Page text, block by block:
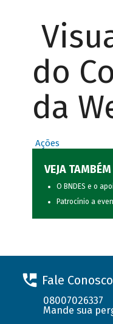
do
da
Ações
VEJA TAMBÉM
O BNDES e o
Patrocínio a
Fale Conosco
08007026337
Mande sua